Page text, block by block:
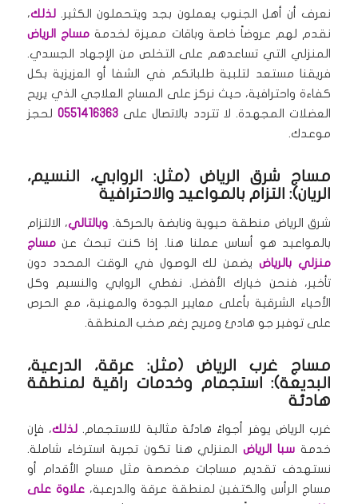
نعرف أن أهل الجنوب يعملون بجد ويتحملون الكثير.لذلك،
نقدم لهم عروضاً خاصة وباقات مميزة لخدمةمساج الرياض
المنزلي التي تساعدهم على التخلص من الإجهاد الجسدي.
فريقنا مستعد لتلبية طلباتكم في الشفا أو العزيزية بكل
كفاءة واحترافية، حيث نركز على المساج العلاجي الذي يريح
العضلات المجهدة. لا تتردد بالاتصال على0551416363 لحجز
موعدك.
مساج شرق الرياض (مثل: الروابي، النسيم،
الريان): التزام بالمواعيد والاحترافية
شرق الرياض منطقة حيوية ونابضة بالحركة. وبالتالي، الالتزام
بالمواعيد هو أساس عملنا هنا. إذا كنت تبحث عنمساج
منزلي بالرياضيضمن لك الوصول في الوقت المحدد دون
تأخير، فنحن خيارك الأفضل. نغطي الروابي والنسيم وكل
الأحياء الشرقية بأعلى معايير الجودة والمهنية، مع الحرص
على توفير جو هادئ ومريح رغم صخب المنطقة.
مساج غرب الرياض (مثل: عرقة، الدرعية،
البديعة): استجمام وخدمات راقية لمنطقة
هادئة
غرب الرياض يوفر أجواءً هادئة مثالية للاستجمام.لذلك، فإن
خدمة سبا الرياضالمنزلي هنا تكون تجربة استرخاء شاملة.
نستهدف تقديم مساجات مخصصة مثل مساج الأقدام أو
مساج الرأس والكتفين لمنطقة عرقة والدرعية،علاوة على